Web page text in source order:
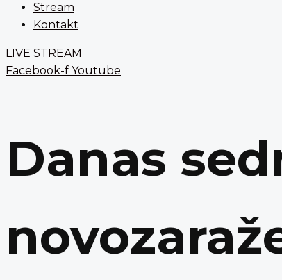
Stream
Kontakt
LIVE STREAM
Facebook-f Youtube
Danas